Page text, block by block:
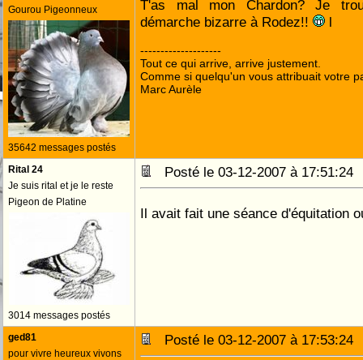
Gourou Pigeonneux
35642 messages postés
T'as mal mon Chardon? Je
démarche bizarre à Rodez!!
l
--------------------
Tout ce qui arrive, arrive justement.
Comme si quelqu'un vous attribuait votre
Marc Aurèle
Rital 24
Je suis rital et je le reste
Pigeon de Platine
3014 messages postés
Posté le 03-12-2007 à
Il avait fait une séance d'équitation
ged81
pour vivre heureux vivons
Posté le 03-12-2007 à